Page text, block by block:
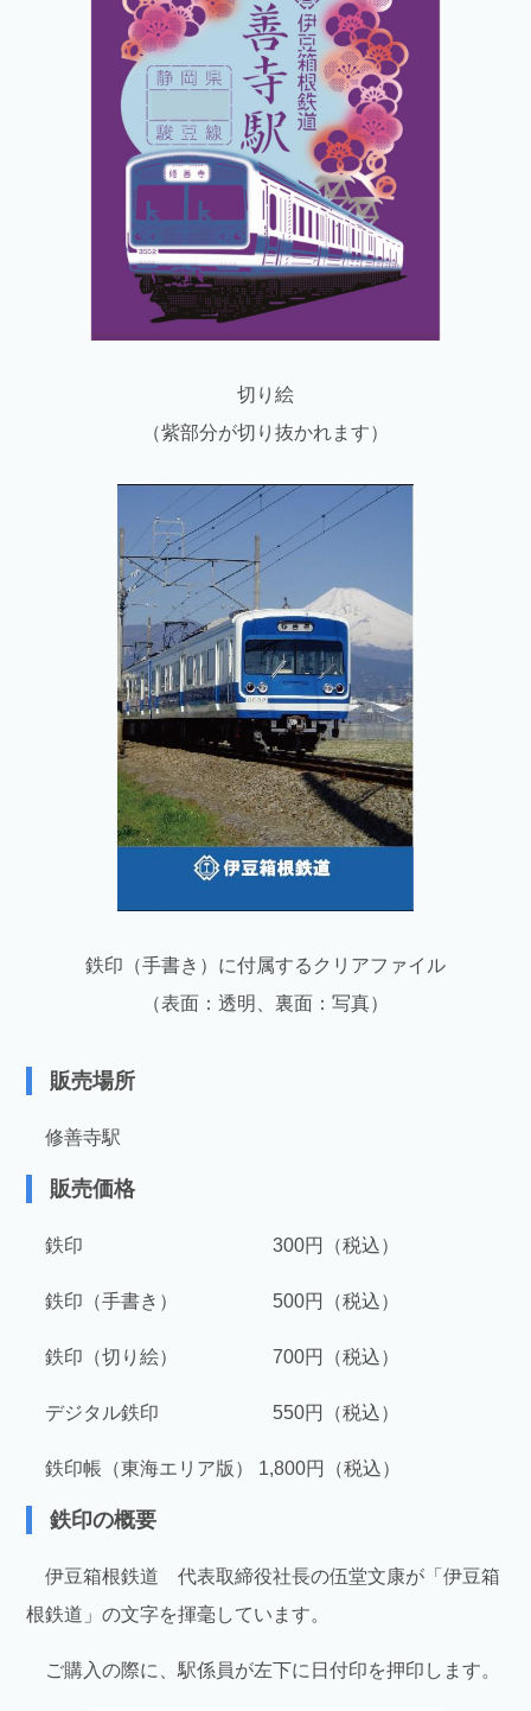
切り絵
（紫部分が切り抜かれます）
鉄印（手書き）に付属するクリアファイル
（表面：透明、裏面：写真）
販売場所
修善寺駅
販売価格
鉄印 300円（税込）
鉄印（手書き） 500円（税込）
鉄印（切り絵） 700円（税込）
デジタル鉄印 550円（税込）
鉄印帳（東海エリア版） 1,800円（税込）
鉄印の概要
伊豆箱根鉄道 代表取締役社長の伍堂文康が「伊豆箱
根鉄道」の文字を揮毫しています。
ご購入の際に、駅係員が左下に日付印を押印します。